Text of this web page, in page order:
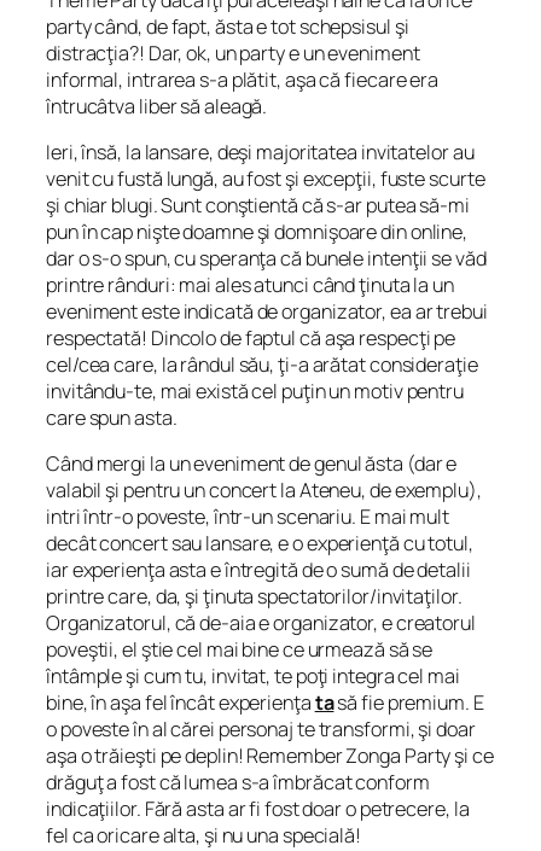
party când, de fapt, ăsta e tot schepsisul şi
distracţia?! Dar, ok, un party e un eveniment
informal, intrarea s-a plătit, aşa că fiecare era
întrucâtva liber să aleagă.
Ieri, însă, la lansare, deşi majoritatea invitatelor au
venit cu fustă lungă, au fost şi excepţii, fuste scurte
şi chiar blugi. Sunt conştientă că s-ar putea să-mi
pun în cap nişte doamne şi domnişoare din online,
dar o s-o spun, cu speranţa că bunele intenţii se văd
printre rânduri: mai ales atunci când ţinuta la un
eveniment este indicată de organizator, ea ar trebui
respectată! Dincolo de faptul că aşa respecţi pe
cel/cea care, la rândul său, ţi-a arătat consideraţie
invitându-te, mai există cel puţin un motiv pentru
care spun asta.
Când mergi la un eveniment de genul ăsta (dar e
valabil şi pentru un concert la Ateneu, de exemplu),
intri într-o poveste, într-un scenariu. E mai mult
decât concert sau lansare, e o experienţă cu totul,
iar experienţa asta e întregită de o sumă de detalii
printre care, da, şi ţinuta spectatorilor/invitaţilor.
Organizatorul, că de-aia e organizator, e creatorul
poveştii, el ştie cel mai bine ce urmează să se
întâmple şi cum tu, invitat, te poţi integra cel mai
bine, în aşa fel încât experienţatasă fie premium. E
o poveste în al cărei personaj te transformi, şi doar
aşa o trăieşti pe deplin! Remember Zonga Party şi ce
drăguţ a fost că lumea s-a îmbrăcat conform
indicaţiilor. Fără asta ar fi fost doar o petrecere, la
fel ca oricare alta, şi nu una specială!